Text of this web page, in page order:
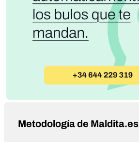
Metodología de Maldita.es